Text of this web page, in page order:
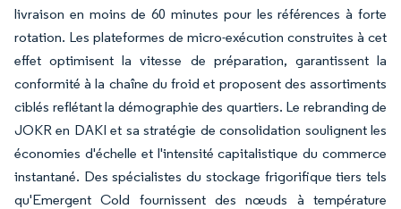
livraison en moins de 60 minutes pour les références à forte
rotation. Les plateformes de micro-exécution construites à cet
effet optimisent la vitesse de préparation, garantissent la
conformité à la chaîne du froid et proposent des assortiments
ciblés reflétant la démographie des quartiers. Le rebranding de
JOKR en DAKI et sa stratégie de consolidation soulignent les
économies d'échelle et l'intensité capitalistique du commerce
instantané. Des spécialistes du stockage frigorifique tiers tels
qu'Emergent Cold fournissent des nœuds à température